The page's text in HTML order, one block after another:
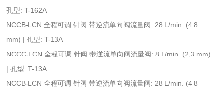
孔型: T-162A
NCCB-LCN 全程可调 针阀 带逆流单向阀流量阀: 28 L/min. (4,8
mm) | 孔型: T-13A
NCCC-LCN 全程可调 针阀 带逆流单向阀流量阀: 8 L/min. (2,3 mm)
| 孔型: T-13A
NCCB-LCN 全程可调 针阀 带逆流单向阀流量阀: 28 L/min. (4,8